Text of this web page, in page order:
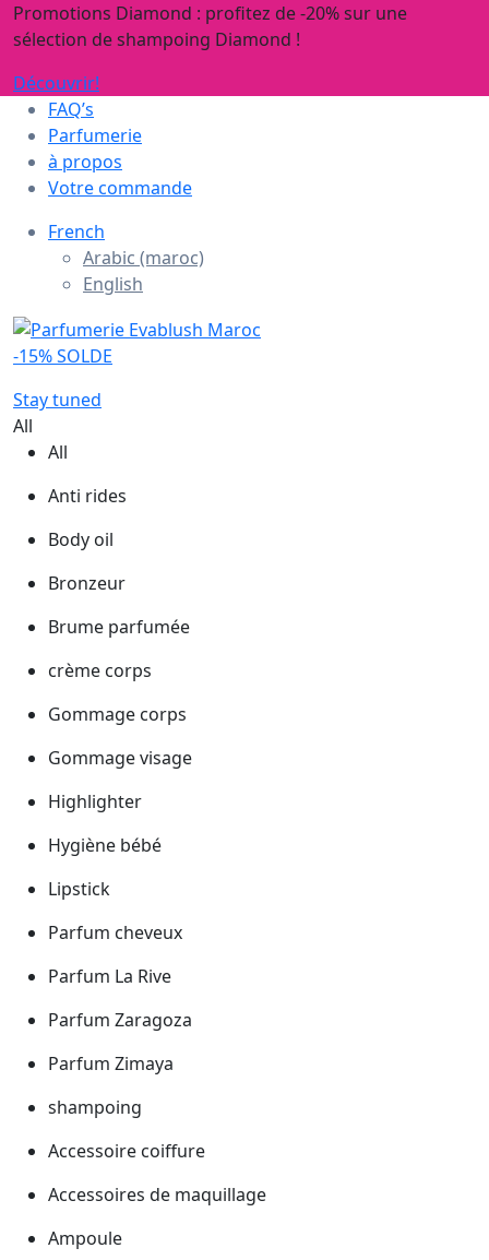
Promotions Diamond : profitez de -20% sur une
sélection de shampoing Diamond !
Découvrir!
FAQ’s
Parfumerie
à propos
Votre commande
French
Arabic (maroc)
English
-15% SOLDE
Stay tuned
All
All
Anti rides
Body oil
Bronzeur
Brume parfumée
crème corps
Gommage corps
Gommage visage
Highlighter
Hygiène bébé
Lipstick
Parfum cheveux
Parfum La Rive
Parfum Zaragoza
Parfum Zimaya
shampoing
Accessoire coiffure
Accessoires de maquillage
Ampoule